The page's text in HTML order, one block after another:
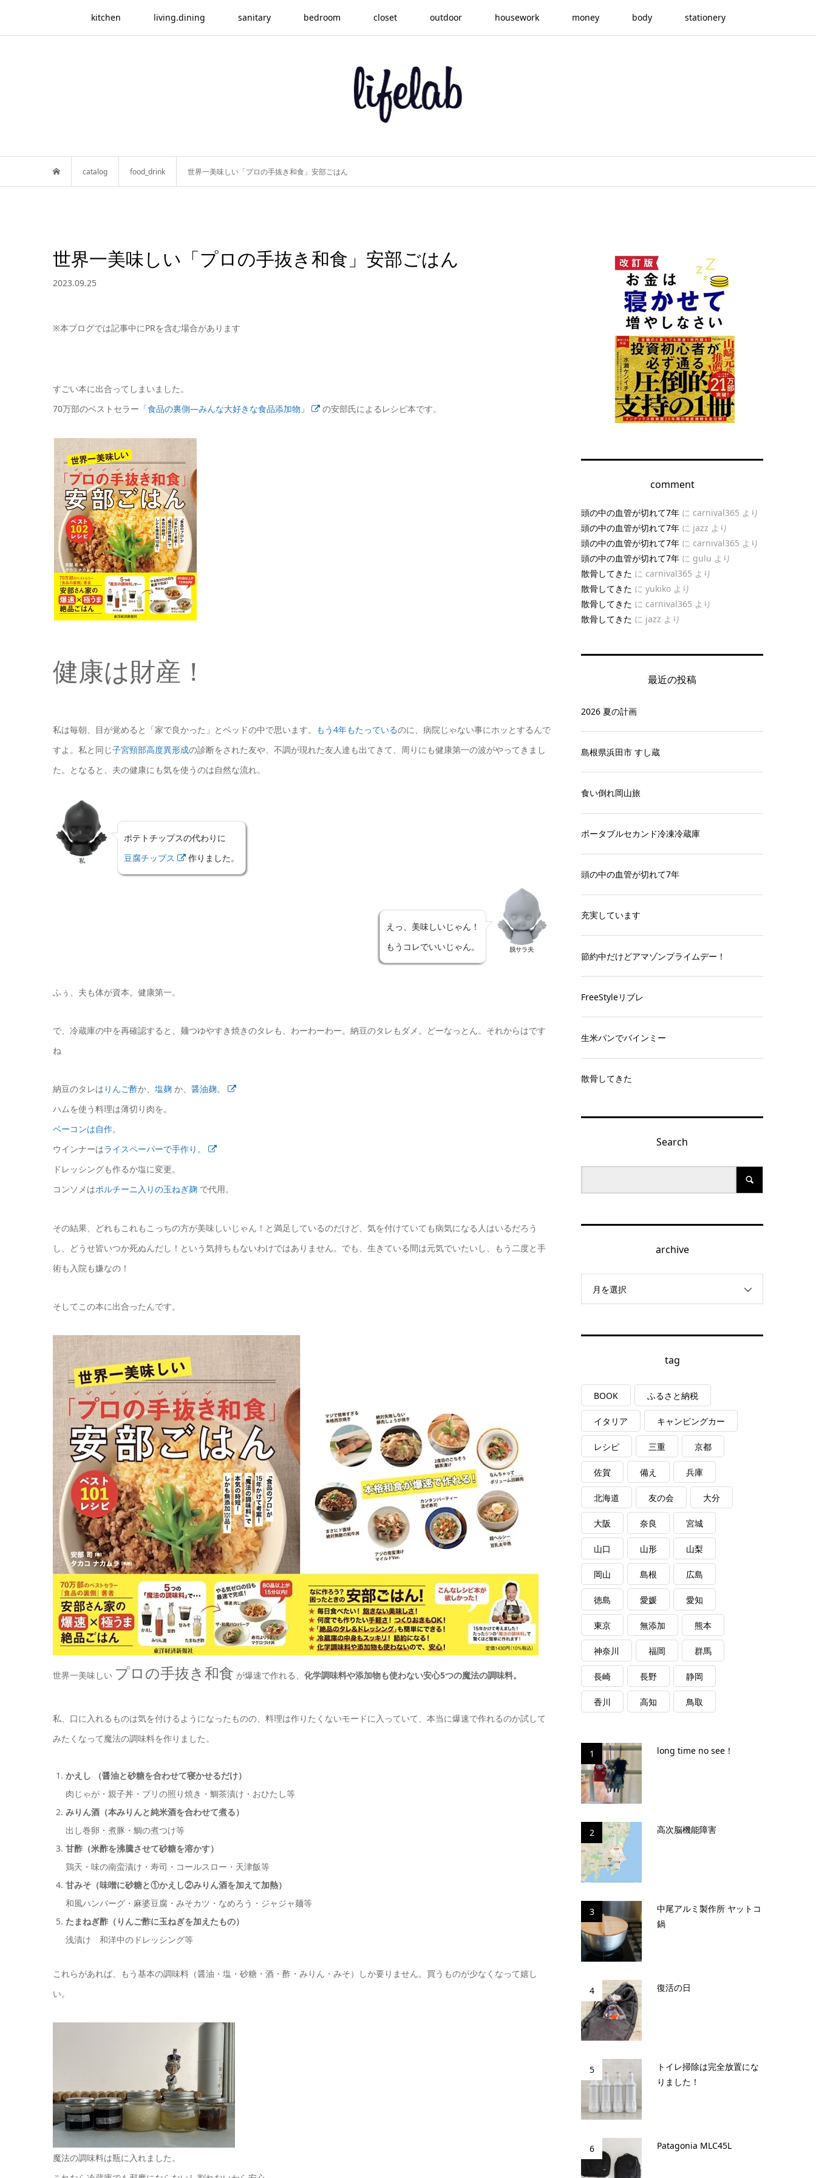
kitchen living.dining sanitary bedroom closet outdoor housework money body stationery
catalog food_drink 世界一美味しい「プロの手抜き和食」安部ごはん
世界一美味しい「プロの手抜き和食」安部ごはん
2023.09.25
※本ブログでは記事中にPRを含む場合があります
すごい本に出合ってしまいました。
70万部のベストセラー 「食品の裏側―みんな大好きな食品添加物」 の安部氏によるレシピ本です。
健康は財産！
私は毎朝、目が覚めると「家で良かった」とベッドの中で思います。 もう4年もたっているのに、病院じゃない事にホッとするんで
すよ。私と同じ子宮頸部高度異形成の診断をされた友や、不調が現れた友人達も出てきて、周りにも健康第一の波がやってきまし
た。となると、夫の健康にも気を使うのは自然な流れ。
私
ポテトチップスの代わりに
豆腐チップス
作りました。
えっ、美味しいじゃん！
もうコレでいいじゃん。
脱サラ夫
ふぅ、夫も体が資本。健康第一。
で、冷蔵庫の中を再確認すると、麺つゆやすき焼きのタレも、わーわーわー。納豆のタレもダメ。どーなっとん。それからはです
ね
納豆のタレは りんご酢か、 塩麹 か、 醤油麹。
ハムを使う料理は薄切り肉を。
ベーコンは自作。
ウインナーはライスペーパーで手作り。
ドレッシングも作るか塩に変更。
コンソメはポルチーニ入りの玉ねぎ麹 で代用。
その結果、どれもこれもこっちの方が美味しいじゃん！と満足しているのだけど、気を付けていても病気になる人はいるだろう
し、どうせ皆いつか死ぬんだし！という気持ちもないわけではありません。でも、生きている間は元気でいたいし、もう二度と手
術も入院も嫌なの！
そしてこの本に出合ったんです。
世界一美味しい プロの手抜き和食 が爆速で作れる、 化学調味料や添加物も使わない安心5つの魔法の調味料。
私、口に入れるものは気を付けるようになったものの、料理は作りたくないモードに入っていて、本当に爆速で作れるのか試して
みたくなって魔法の調味料を作りました。
かえし （醤油と砂糖を合わせて寝かせるだけ）
肉じゃが・親子丼・ブリの照り焼き・鯛茶漬け・おひたし等
みりん酒（本みりんと純米酒を合わせて煮る）
出し巻卵・煮豚・鯛の煮つけ等
甘酢（米酢を沸騰させて砂糖を溶かす）
鶏天・味の南蛮漬け・寿司・コールスロー・天津飯等
甘みそ（味噌に砂糖と①かえし②みりん酒を加えて加熱）
和風ハンバーグ・麻婆豆腐・みそカツ・なめろう・ジャジャ麺等
たまねぎ酢（りんご酢に玉ねぎを加えたもの）
浅漬け 和洋中のドレッシング等
これらがあれば、もう基本の調味料（醤油・塩・砂糖・酒・酢・みりん・みそ）しか要りません。買うものが少なくなって嬉し
い。
魔法の調味料は瓶に入れました。
comment
頭の中の血管が切れて7年 に carnival365 より
頭の中の血管が切れて7年 に jazz より
頭の中の血管が切れて7年 に carnival365 より
頭の中の血管が切れて7年 に gulu より
散骨してきた に carnival365 より
散骨してきた に yukiko より
散骨してきた に carnival365 より
散骨してきた に jazz より
最近の投稿
2026 夏の計画
島根県浜田市 すし蔵
食い倒れ岡山旅
ポータブルセカンド冷凍冷蔵庫
頭の中の血管が切れて7年
充実しています
節約中だけどアマゾンプライムデー！
FreeStyleリブレ
生米パンでバインミー
散骨してきた
Search
archive
月を選択
tag
BOOK ふるさと納税
イタリア キャンピングカー
レシピ 三重 京都
佐賀 備え 兵庫
北海道 友の会 大分
大阪 奈良 宮城
山口 山形 山梨
岡山 島根 広島
徳島 愛媛 愛知
東京 無添加 熊本
神奈川 福岡 群馬
長崎 長野 静岡
香川 高知 鳥取
1 long time no see！
2 高次脳機能障害
3
中尾アルミ製作所 ヤットコ
鍋
4 復活の日
5
トイレ掃除は完全放置にな
りました！
6 Patagonia MLC45L